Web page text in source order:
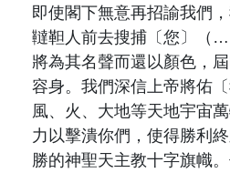
即使閣下無意再招諭我們
韃靼人前去搜捕〔您〕（
將為其名聲而還以顏色，
容身。我們深信上帝將佑
風、火、大地等天地宇宙
力以擊潰你們，使得勝利
勝的神聖天主教十字旗幟